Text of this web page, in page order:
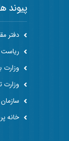
پیوند
دفتر
وزارت
خانه